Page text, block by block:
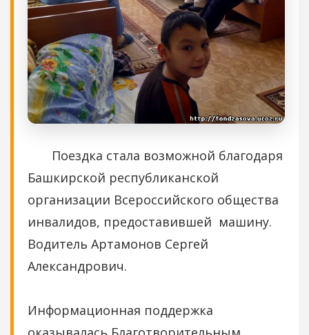
Поездка стала возможной благодаря
Башкирской республиканской
организации Всероссийского общества
инвалидов, предоставившей машину.
Водитель Артамонов Сергей
Александрович.
Информационная поддержка